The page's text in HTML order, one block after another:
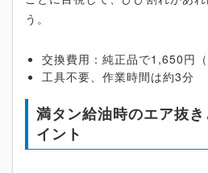
う。
交換費用：純正品で1,650円（
工具不要、作業時間は約3分
満タン給油時のエア抜
イント